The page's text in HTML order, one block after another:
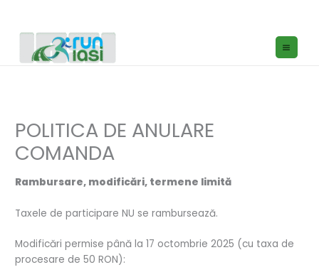
content
POLITICA DE ANULARE
COMANDA
Rambursare, modificări, termene limită
Taxele de participare NU se rambursează.
Modificări permise până la 17 octombrie 2025 (cu taxa de
procesare de 50 RON):